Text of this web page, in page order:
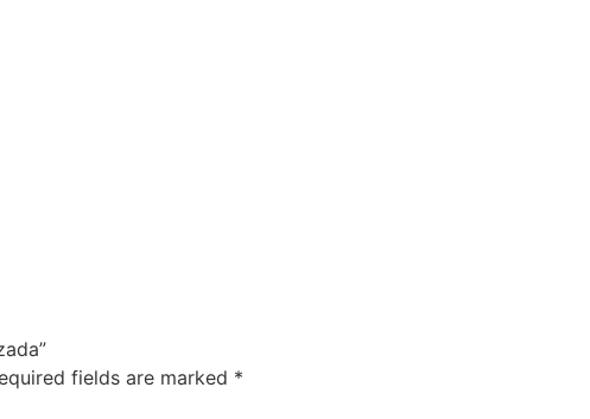
fields are marked *